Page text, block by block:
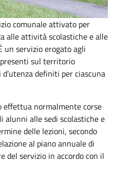
comunale attivato per
alle attività scolastiche e alle
un servizio erogato agli
sul territorio
definiti per ciascuna
effettua normalmente corse
alunni alle sedi scolastiche e
delle lezioni, secondo
al piano annuale di
del servizio in accordo con il